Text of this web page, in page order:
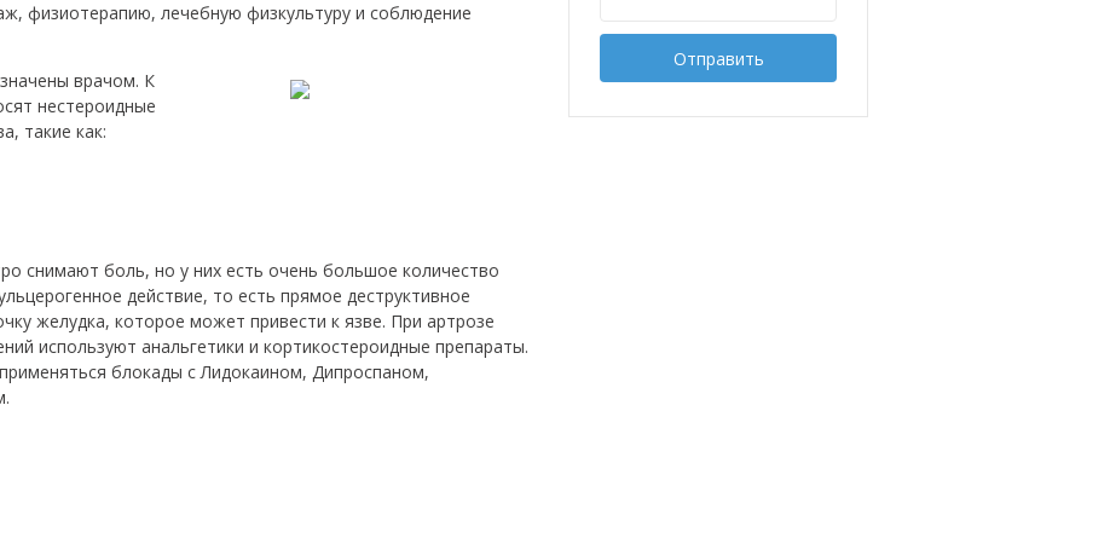
физиотерапию, лечебную физкультуру и соблюдение
врачом. К
нестероидные
такие как:
снимают боль, но у них есть очень большое количество
действие, то есть прямое деструктивное
желудка, которое может привести к язве. При артрозе
используют анальгетики и кортикостероидные препараты.
блокады с Лидокаином, Дипроспаном,